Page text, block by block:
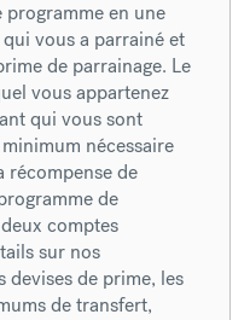
en une
vous a parrainé et
de parrainage. Le
vous appartenez
qui vous sont
nécessaire
récompense de
de
comptes
sur nos
devises de prime, les
de transfert,